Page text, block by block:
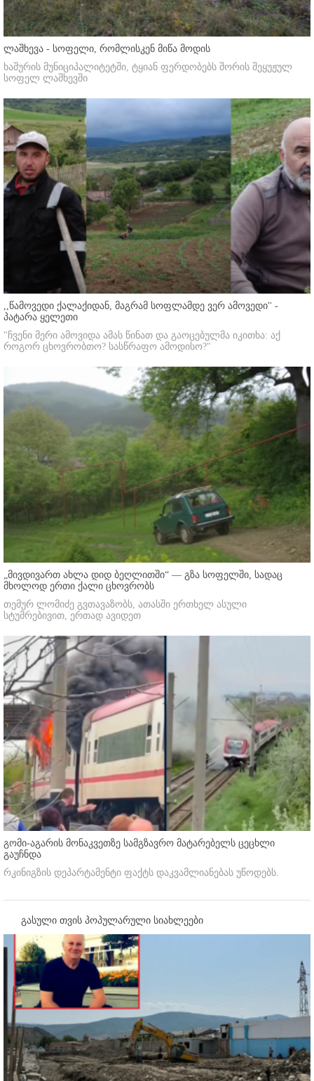
ლაშხევა - სოფელი, რომლისკენ მიწა მოდის
ხაშურის მუნიციპალიტეტში, ტყიან ფერდობებს შორის შეყუჟულ
სოფელ ლაშხევში
,,წამოვედი ქალაქიდან, მაგრამ სოფლამდე ვერ ამოვედი'' -
პატარა ყელეთი
"ჩვენი მერი ამოვიდა ამას წინათ და გაოცებულმა იკითხა: აქ
როგორ ცხოვრობთო? სასწრაფო ამოდისო?"
„მივდივართ ახლა დიდ ბეღლითში“ — გზა სოფელში, სადაც
მხოლოდ ერთი ქალი ცხოვრობს
თემურ ლომიძე გვთავაზობს, ათასში ერთხელ ასული
სტუმრებივით, ერთად ავიდეთ
გომი-აგარის მონაკვეთზე სამგზავრო მატარებელს ცეცხლი
გაუჩნდა
რკინიგზის დეპარტამენტი ფაქტს დაკვამლიანებას უწოდებს.
გასული თვის პოპულარული სიახლეები